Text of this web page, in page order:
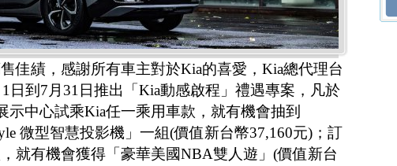
佳績，感謝所有車主對於Kia的喜愛，Kia總代理台
日到7月31日推出「Kia動感啟程」禮遇專案，凡於
示中心試乘Kia任一乘用車款，就有機會抽到
微型智慧投影機」一組(價值新台幣37,160元)；訂
就有機會獲得「豪華美國NBA雙人遊」(價值新台